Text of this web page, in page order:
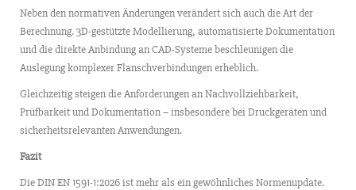
Neben den normativen Änderungen verändert sich auch die Art der
Berechnung. 3D-gestützte Modellierung, automatisierte Dokumentation
und die direkte Anbindung an CAD-Systeme beschleunigen die
Auslegung komplexer Flanschverbindungen erheblich.
Gleichzeitig steigen die Anforderungen an Nachvollziehbarkeit,
Prüfbarkeit und Dokumentation – insbesondere bei Druckgeräten und
sicherheitsrelevanten Anwendungen.
Fazit
Die DIN EN 1591-1:2026 ist mehr als ein gewöhnliches Normenupdate.